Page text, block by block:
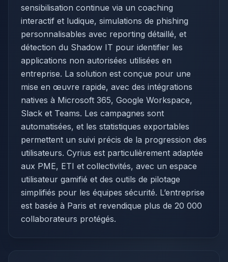
sensibilisation continue via un coaching
interactif et ludique, simulations de phishing
personnalisables avec reporting détaillé, et
détection du Shadow IT pour identifier les
applications non autorisées utilisées en
entreprise. La solution est conçue pour une
mise en œuvre rapide, avec des intégrations
natives à Microsoft 365, Google Workspace,
Slack et Teams. Les campagnes sont
automatisées, et les statistiques exportables
permettent un suivi précis de la progression des
utilisateurs. Cyrius est particulièrement adaptée
aux PME, ETI et collectivités, avec un espace
utilisateur gamifié et des outils de pilotage
simplifiés pour les équipes sécurité. L’entreprise
est basée à Paris et revendique plus de 20 000
collaborateurs protégés.